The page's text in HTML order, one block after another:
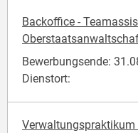
Backoffice -
Bewerbungsende:
Dienstort: